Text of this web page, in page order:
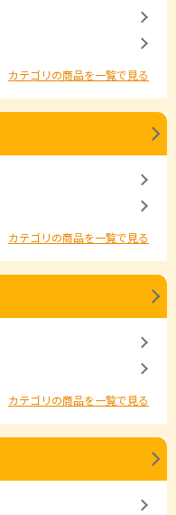
カテゴリの商品を一覧で見る
カテゴリの商品を一覧で見る
カテゴリの商品を一覧で見る